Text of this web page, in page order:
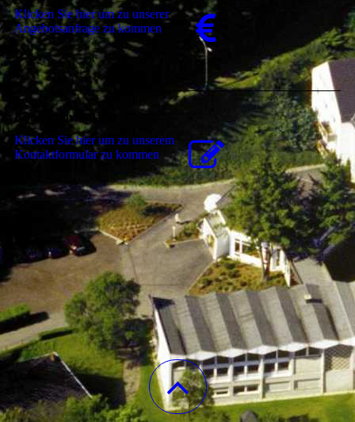
Klicken Sie hier um zu unserer
An­ge­bots­an­fra­ge zu kommen
Kontaktformular
Klicken Sie hier um zu unserem
Kon­takt­for­mu­lar zu kommen